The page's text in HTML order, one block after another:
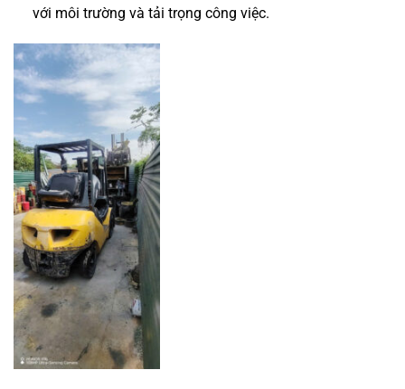
với môi trường và tải trọng công việc.